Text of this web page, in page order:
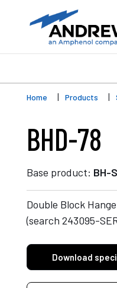
Home Products
BHD-78
Base product: BH-
Double Block
(search 243095-
Download